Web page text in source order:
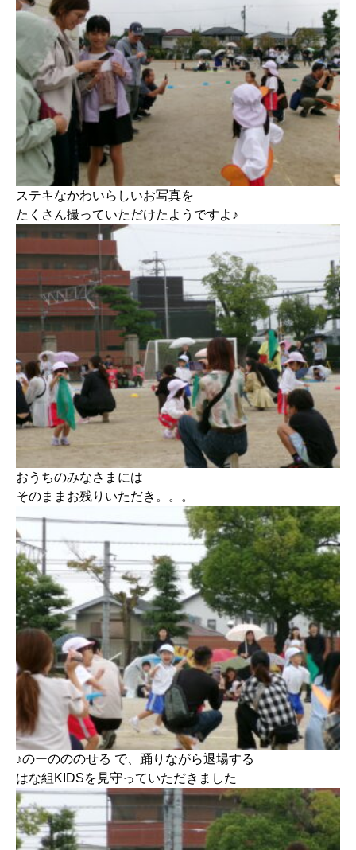
ステキなかわいらしいお写真を
たくさん撮っていただけたようですよ♪
おうちのみなさまには
そのままお残りいただき。。。
♪のーのののせる で、踊りながら退場する
はな組KIDSを見守っていただきました